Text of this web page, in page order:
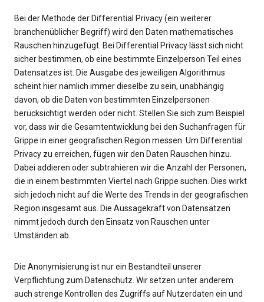
Bei der Methode der Differential Privacy (ein weiterer
branchenüblicher Begriff) wird den Daten mathematisches
Rauschen hinzugefügt. Bei Differential Privacy lässt sich nicht
sicher bestimmen, ob eine bestimmte Einzelperson Teil eines
Datensatzes ist. Die Ausgabe des jeweiligen Algorithmus
scheint hier nämlich immer dieselbe zu sein, unabhängig
davon, ob die Daten von bestimmten Einzelpersonen
berücksichtigt werden oder nicht. Stellen Sie sich zum Beispiel
vor, dass wir die Gesamtentwicklung bei den Suchanfragen für
Grippe in einer geografischen Region messen. Um Differential
Privacy zu erreichen, fügen wir den Daten Rauschen hinzu.
Dabei addieren oder subtrahieren wir die Anzahl der Personen,
die in einem bestimmten Viertel nach Grippe suchen. Dies wirkt
sich jedoch nicht auf die Werte des Trends in der geografischen
Region insgesamt aus. Die Aussagekraft von Datensätzen
nimmt jedoch durch den Einsatz von Rauschen unter
Umständen ab.
Die Anonymisierung ist nur ein Bestandteil unserer
Verpflichtung zum Datenschutz. Wir setzen unter anderem
auch strenge Kontrollen des Zugriffs auf Nutzerdaten ein und